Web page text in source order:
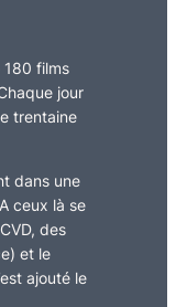
films
jour
trentaine
dans une
ceux là se
des
et le
ajouté le